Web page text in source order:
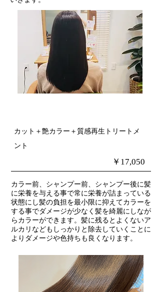
​カット＋艶カラー＋質感再生トリートメ
ント
​￥17,050
カラー前、シャンプー前、シャンプー後に髪
に栄養を与える事で常に栄養が詰まっている
状態にし髪の負担を最小限に抑えてカラーを
する事でダメージが少なく髪を綺麗にしなが
らカラーができます。髪に残るとよくないア
ルカリなどもしっかりと除去していくことに
よりダメージや色持ちも良くなります。